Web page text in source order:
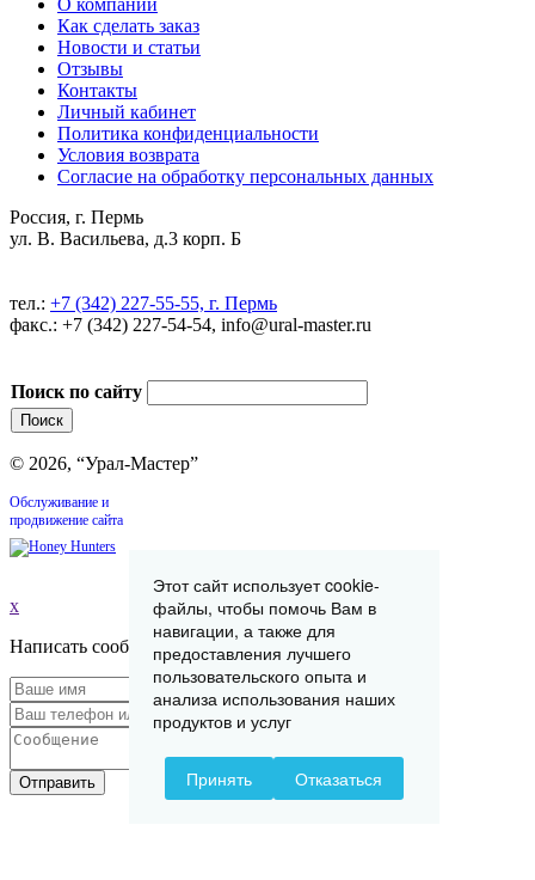
О компании
Как сделать заказ
Новости и статьи
Отзывы
Контакты
Личный кабинет
Политика конфиденциальности
Условия возврата
Согласие на обработку персональных данных
Россия, г. Пермь
ул. В. Васильева, д.3 корп. Б
тел.: +7 (342) 227-55-55, г. Пермь
факс.: +7 (342) 227-54-54, info@ural-master.ru
Поиск по сайту
© 2026, “Урал-Мастер”
Обслуживание и
продвижение сайта
x
Написать сообщение
Отправить
Этот сайт использует cookie-
файлы, чтобы помочь Вам в
навигации, а также для
предоставления лучшего
пользовательского опыта и
анализа использования наших
продуктов и услуг
Принять Отказаться